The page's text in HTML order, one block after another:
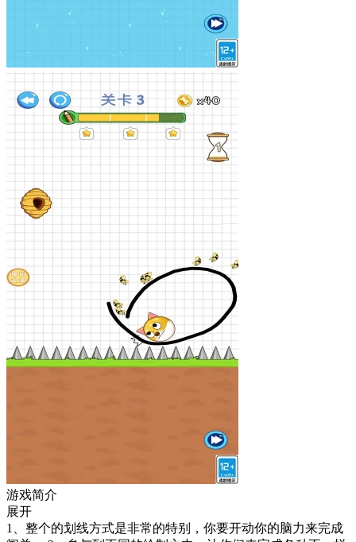
游戏简介
展开
1、整个的划线方式是非常的特别，你要开动你的脑力来完成